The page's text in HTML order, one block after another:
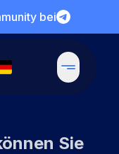
bei
Sie